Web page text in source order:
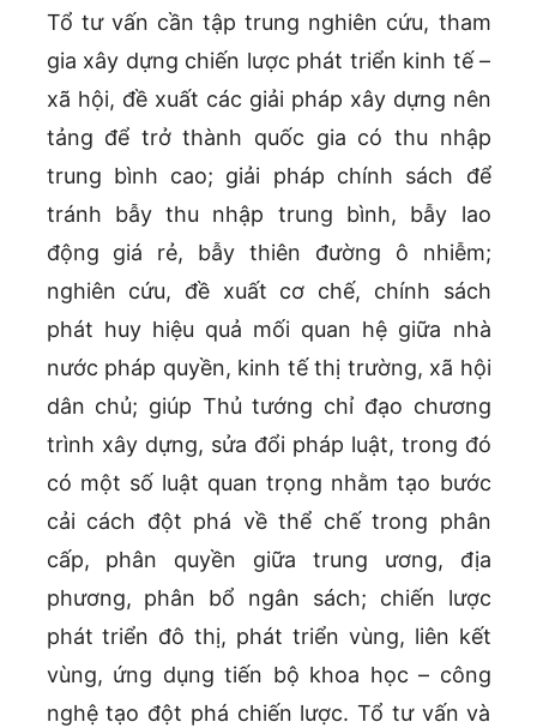
Tổ tư vấn cần tập trung nghiên cứu, tham
gia xây dựng chiến lược phát triển kinh tế –
xã hội, đề xuất các giải pháp xây dựng nên
tảng để trở thành quốc gia có thu nhập
trung bình cao; giải pháp chính sách để
tránh bẫy thu nhập trung bình, bẫy lao
động giá rẻ, bẫy thiên đường ô nhiễm;
nghiên cứu, đề xuất cơ chế, chính sách
phát huy hiệu quả mối quan hệ giữa nhà
nước pháp quyền, kinh tế thị trường, xã hội
dân chủ; giúp Thủ tướng chỉ đạo chương
trình xây dựng, sửa đổi pháp luật, trong đó
có một số luật quan trọng nhằm tạo bước
cải cách đột phá về thể chế trong phân
cấp, phân quyền giữa trung ương, địa
phương, phân bổ ngân sách; chiến lược
phát triển đô thị, phát triển vùng, liên kết
vùng, ứng dụng tiến bộ khoa học – công
nghệ tạo đột phá chiến lược. Tổ tư vấn và